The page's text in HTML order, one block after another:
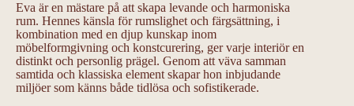
Eva är en mästare på att skapa levande och harmoniska
rum. Hennes känsla för rumslighet och färgsättning, i
kombination med en djup kunskap inom
möbelformgivning och konstcurering, ger varje interiör en
distinkt och personlig prägel. Genom att väva samman
samtida och klassiska element skapar hon inbjudande
miljöer som känns både tidlösa och sofistikerade.